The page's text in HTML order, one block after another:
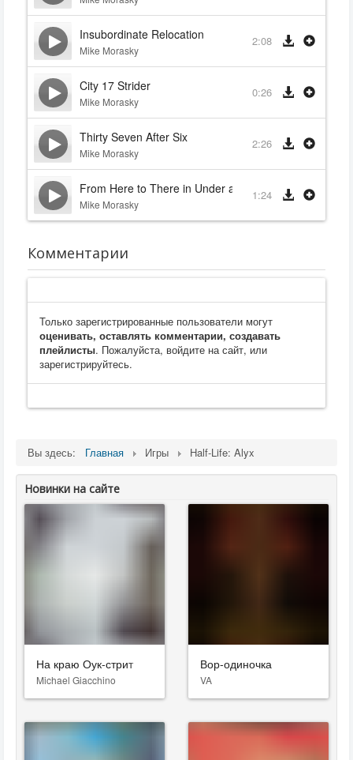
Insubordinate Relocation
Mike Morasky
2:08
City 17 Strider
Mike Morasky
0:26
Thirty Seven After Six
Mike Morasky
2:26
From Here to There in Under a Second
Mike Morasky
1:24
Комментарии
Только зарегистрированные пользователи могут
оценивать, оставлять комментарии, создавать
плейлисты. Пожалуйста, войдите на сайт, или
зарегистрируйтесь.
Вы здесь: Главная Игры Half-Life: Alyx
Новинки на сайте
На краю Оук-стрит
Michael Giacchino
Вор-одиночка
VA